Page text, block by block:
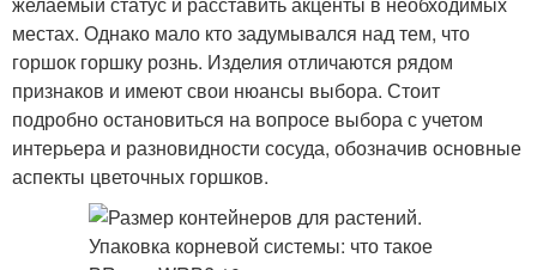
местах. Однако мало кто задумывался над тем, что
горшок горшку рознь. Изделия отличаются рядом
признаков и имеют свои нюансы выбора. Стоит
подробно остановиться на вопросе выбора с учетом
интерьера и разновидности сосуда, обозначив основные
аспекты цветочных горшков.